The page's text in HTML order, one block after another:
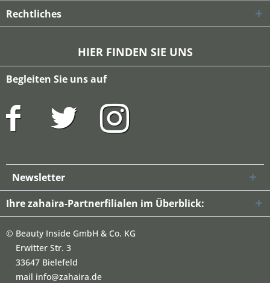
Rechtliches
HIER FINDEN SIE UNS
Begleiten Sie uns auf
Newsletter
Ihre zahaira-Partnerfilialen im Überblick:
© Beauty Inside GmbH & Co. KG
Erwitter Str. 3
33647 Bielefeld
mail info@zahaira.de